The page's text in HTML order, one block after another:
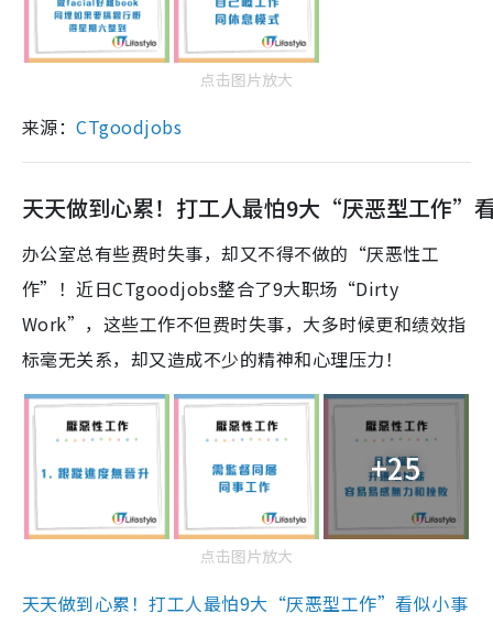
点击图片放大
来源：CTgoodjobs
天天做到心累！打工人最怕9大“厌恶型工作”
办公室总有些费时失事，却又不得不做的“厌恶性工
作”！近日CTgoodjobs整合了9大职场“Dirty
Work”，这些工作不但费时失事，大多时候更和绩效指
标毫无关系，却又造成不少的精神和心理压力！
+25
点击图片放大
天天做到心累！打工人最怕9大“厌恶型工作”看似小事